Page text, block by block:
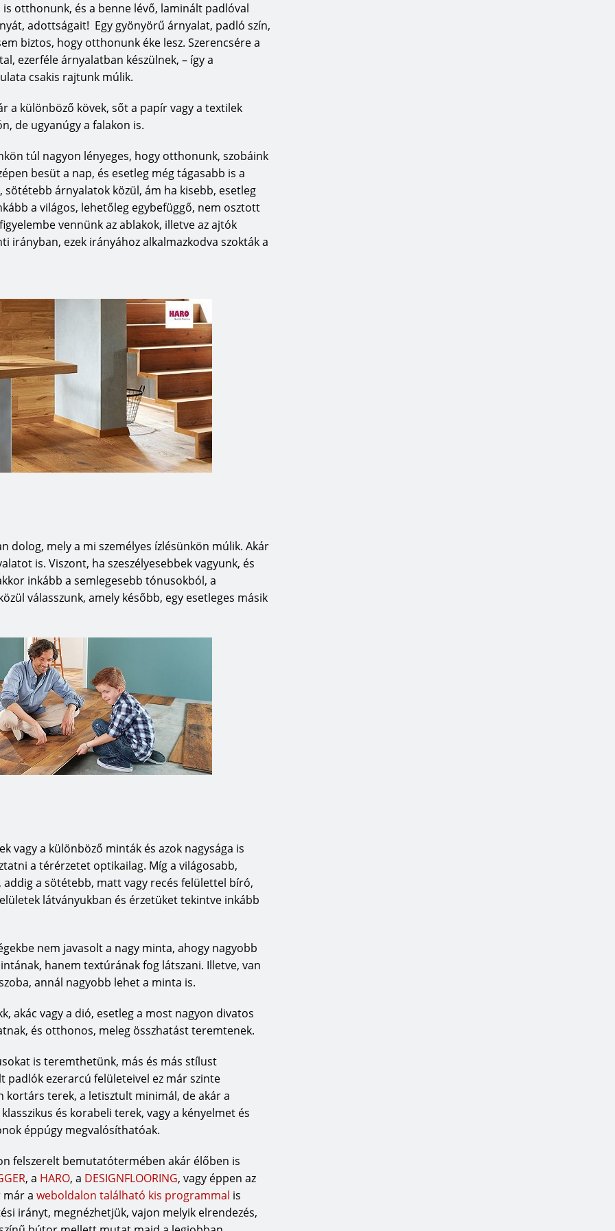
választás!
évtizedes know-how-jával
by HARO márkaminőséget. A
szolgáltatja. Világméretű
ugyanolyan tartósaknak
Kézenfekvő, hogy ennek a
célozza, megvan az
feltételek között, pl.
mesteri tudást. Ami ismét az
pedig a sport terén
az otthonok számára
és a know-how-nak
igényeiről is a legjobb
a trendek után, hanem
kell hozni a közös
csak így lehet kialakítani az
HARO innovációs motorja
utóbbi években megvalósult
fürdőszobai környezetben
típusról, a parkettmanufaktur
érdekében UV-védelmet
van egy terület, amelyet
nélküli lakhatás. Egy egyre
olyan termékeket
életet tesznek
nem kizárt.
közepes méretű családi
szintű minőségi követelménye
annak érdekében, hogy a padló
legyen.
nélküli Lock Connect, Top
a kiváló minőségű permaDur,
mindig új
fejlesztő és gyártó
egy darab parkettát
évszázados örömét leli majd.
állítunk elő termékeket, nem
hogy a tartós tevékenység
Jól mutatja az ezen a
az a tény, hogy mi
rendelkező
használunk, és ezzel a
a környezetre is kisebb
használt lucfenyő
szempontból ugyancsak
így tudunk garantálni magas
az értékes
az
óta használjuk a gyártás
amelyet nemcsak a
is betáplálunk. 1998-
kapta meg a DIN EN 14001
otthonunk, és a benne lévő, laminált padlóval
adottságait! Egy gyönyörű árnyalat, padló szín,
biztos, hogy otthonunk éke lesz. Szerencsére a
ezerféle árnyalatban készülnek, – így a
csakis rajtunk múlik.
a különböző kövek, sőt a papír vagy a textilek
de ugyanúgy a falakon is.
túl nagyon lényeges, hogy otthonunk, szobáink
besüt a nap, és esetleg még tágasabb is a
árnyalatok közül, ám ha kisebb, esetleg
a világos, lehetőleg egybefüggő, nem osztott
vennünk az ablakok, illetve az ajtók
irányban, ezek irányához alkalmazkodva szokták a
dolog, mely a mi személyes ízlésünkön múlik. Akár
is. Viszont, ha szeszélyesebbek vagyunk, és
inkább a semlegesebb tónusokból, a
válasszunk, amely később, egy esetleges másik
vagy a különböző minták és azok nagysága is
a térérzetet optikailag. Míg a világosabb,
a sötétebb, matt vagy recés felülettel bíró,
látványukban és érzetüket tekintve inkább
nem javasolt a nagy minta, ahogy nagyobb
hanem textúrának fog látszani. Illetve, van
annál nagyobb lehet a minta is.
akác vagy a dió, esetleg a most nagyon divatos
és otthonos, meleg összhatást teremtenek.
is teremthetünk, más és más stílust
ezerarcú felületeivel ez már szinte
terek, a letisztult minimál, de akár a
és korabeli terek, vagy a kényelmet és
éppúgy megvalósíthatóak.
felszerelt bemutatótermében akár élőben is
, a HARO, a DESIGNFLOORING, vagy éppen az
már a weboldalon található kis programmal is
irányt, megnézhetjük, vajon melyik elrendezés,